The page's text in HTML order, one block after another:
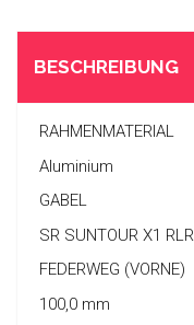
BESCHREIBUNG
RAHMENMATERIAL
Aluminium
GABEL
SR SUNTOUR X1 RLR
FEDERWEG (VORNE)
100,0 mm